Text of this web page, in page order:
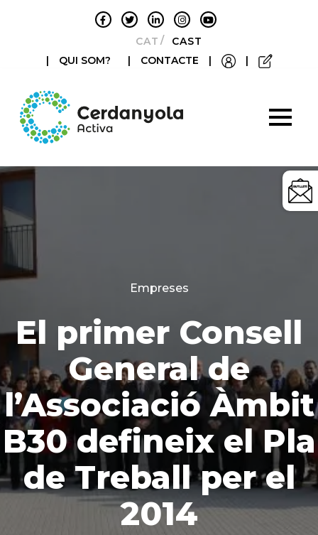
CATALÀCASTELLANO
|
QUI SOM? | CONTACTE | |
Categories
Empreses
El primer Consell
General de
l’Associació Àmbit
B30 defineix el Pla
de Treball per el
2014